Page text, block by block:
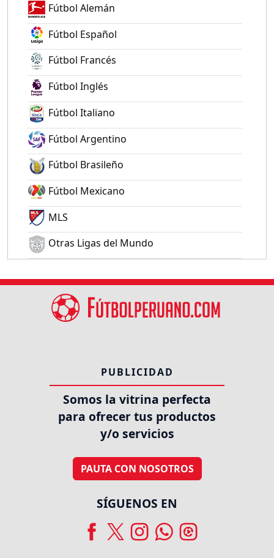
Fútbol Alemán
Fútbol Español
Fútbol Francés
Fútbol Inglés
Fútbol Italiano
Fútbol Argentino
Fútbol Brasileño
Fútbol Mexicano
MLS
Otras Ligas del Mundo
PUBLICIDAD
Somos la vitrina perfecta
para ofrecer tus productos
y/o servicios
PAUTA CON NOSOTROS
SÍGUENOS EN